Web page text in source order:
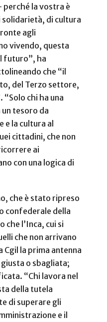
la vostra è
solidarietà, di cultura
agli
vivendo, questa
futuro”, ha
che “il
del Terzo settore,
chi ha una
tesoro da
e la cultura al
cittadini, che non
ai
con una logica di
che è stato ripreso
confederale della
l’Inca, cui si
che non arrivano
Cgil la prima antenna
giusta o sbagliata;
“Chi lavora nel
della tutela
di superare gli
e il